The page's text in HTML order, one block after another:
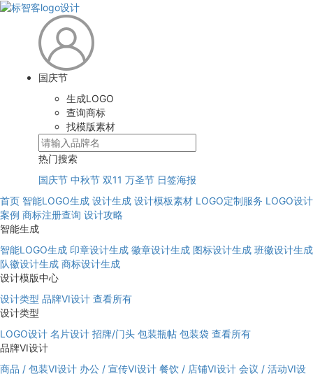
国庆节
生成LOGO
查询商标
找模版素材
热门搜索
国庆节 中秋节 双11 万圣节 日签海报
首页 智能LOGO生成 设计生成 设计模板素材 LOGO定制服务 LOGO设计
案例 商标注册查询 设计攻略
智能生成
智能LOGO生成 印章设计生成 徽章设计生成 图标设计生成 班徽设计生成
队徽设计生成 商标设计生成
设计模版中心
设计类型 品牌VI设计 查看所有
设计类型
LOGO设计 名片设计 招牌/门头 包装瓶帖 包装袋 查看所有
品牌VI设计
商品 / 包装VI设计 办公 / 宣传VI设计 餐饮 / 店铺VI设计 会议 / 活动VI设